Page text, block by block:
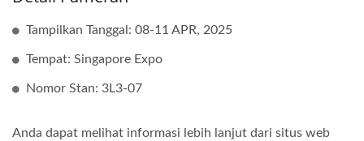
Tampilkan Tanggal: 08-11 APR, 2025
Tempat: Singapore Expo
Nomor Stan: 3L3-07
Anda dapat melihat informasi lebih lanjut dari situs web